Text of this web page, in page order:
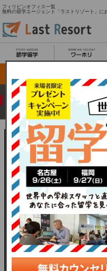
フィリピンオフィス一覧
無料の留学エージェント「ラストリゾート」に
留学中も安心の海外オフ
フィリピンオフ
セブオフィス
セブ島は常夏の島、外国人がたくさん
市です。私共セブ島スタッフは、格安
語学校をご紹介いたします。フィリピ
で唯一の英語を話す国です。留学先の
店・レストランや交通などでも英語で
ニケーションできるのも魅力です。